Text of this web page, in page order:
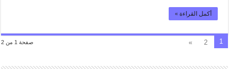
أكمل القراءة »
صفحة 1 من 2 1
2
»